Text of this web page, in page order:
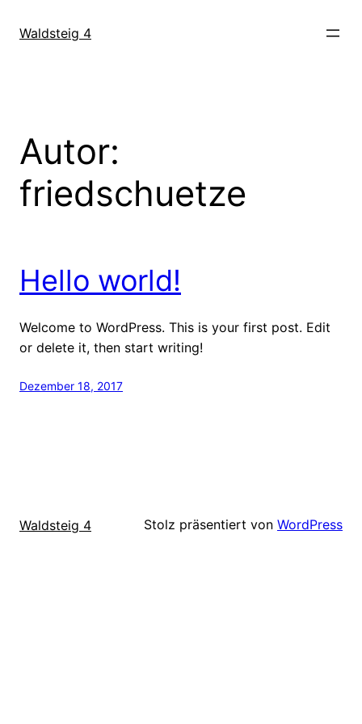
InhaltWaldsteig 4
Autor:
friedschuetze
Hello world!
Welcome to WordPress. This is your first post. Edit
or delete it, then start writing!
Dezember 18, 2017
Waldsteig 4 Stolz präsentiert von WordPress